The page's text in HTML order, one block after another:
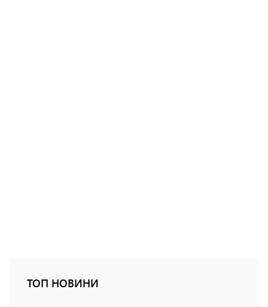
ТОП НОВИНИ